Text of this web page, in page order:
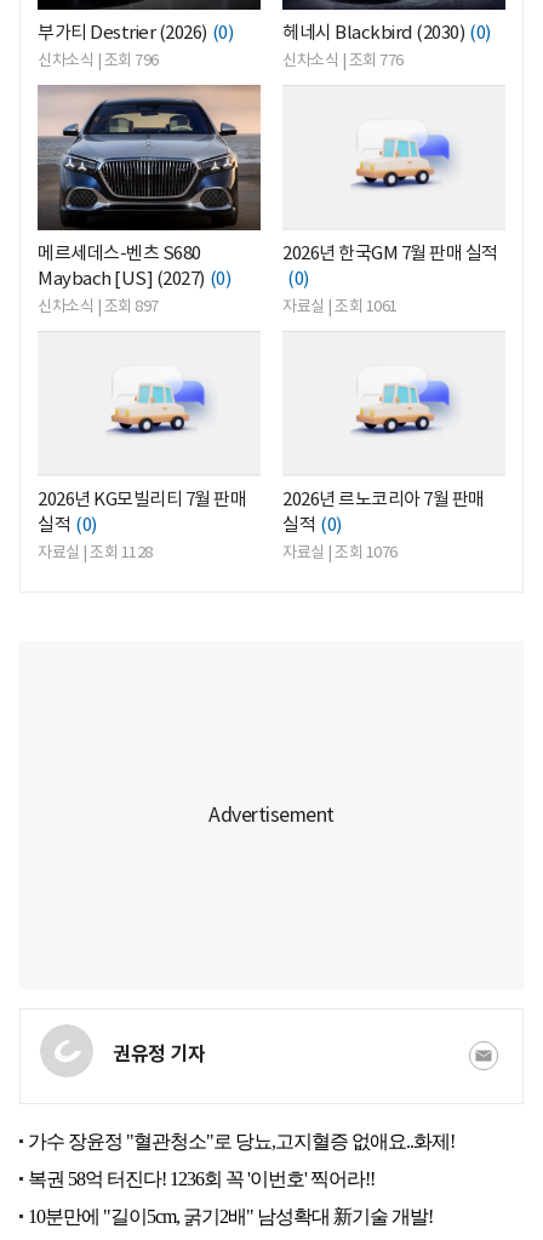
부가티 Destrier (2026) (0)
신차소식 | 조회 796
헤네시 Blackbird (2030) (0)
신차소식 | 조회 776
<
메르세데스-벤츠 S680
Maybach [US] (2027) (0)
신차소식 | 조회 897
2026년 한국GM 7월 판매 실적
(0)
자료실 | 조회 1061
2026년 KG모빌리티 7월 판매
실적 (0)
자료실 | 조회 1128
2026년 르노코리아 7월 판매
실적 (0)
자료실 | 조회 1076
권유정 기자